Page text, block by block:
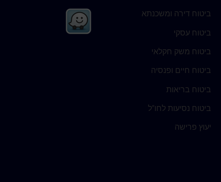
ביטוח דירה ומשכנתא
ביטוח עסקי
ביטוח משק חקלאי
ביטוח חיים ופנסיה
ביטוח בריאות
ביטוח נסיעות לחו"ל
יעוץ פרישה